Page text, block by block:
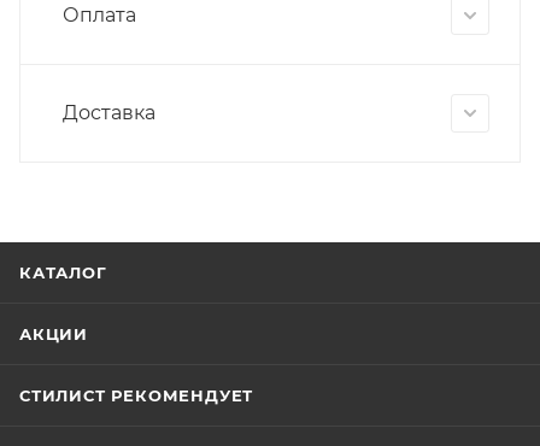
Оплата
Доставка
КАТАЛОГ
АКЦИИ
СТИЛИСТ РЕКОМЕНДУЕТ